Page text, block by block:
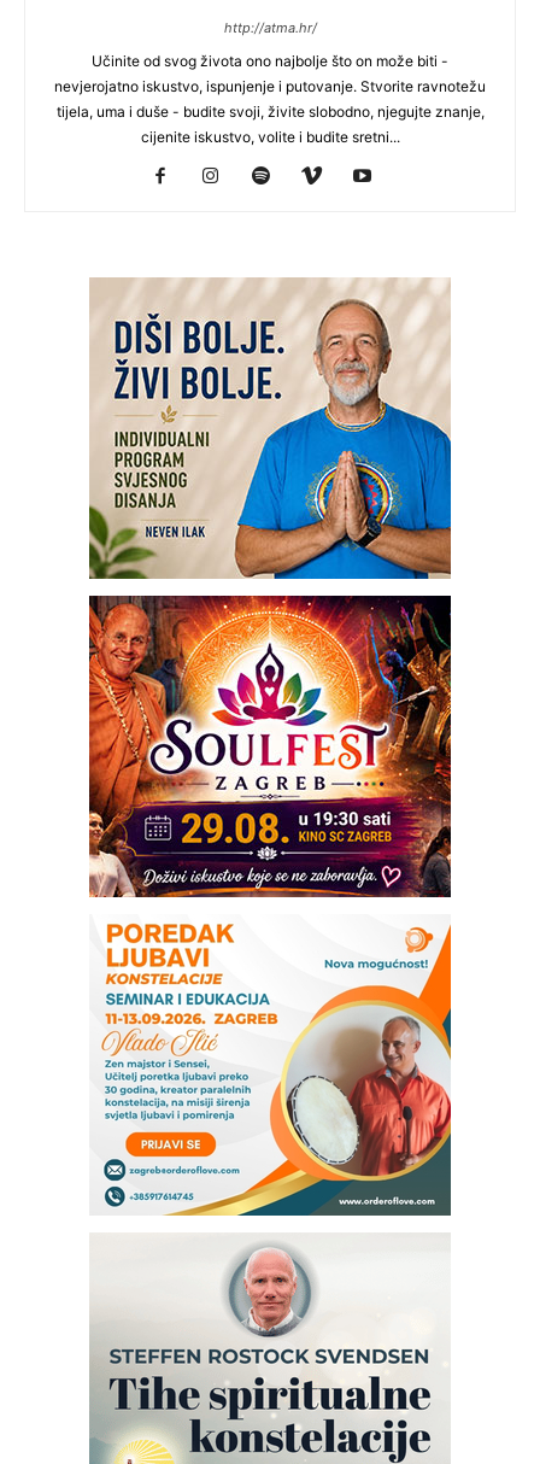
http://atma.hr/
Učinite od svog života ono najbolje što on može biti -
nevjerojatno iskustvo, ispunjenje i putovanje. Stvorite ravnotežu
tijela, uma i duše - budite svoji, živite slobodno, njegujte znanje,
cijenite iskustvo, volite i budite sretni...